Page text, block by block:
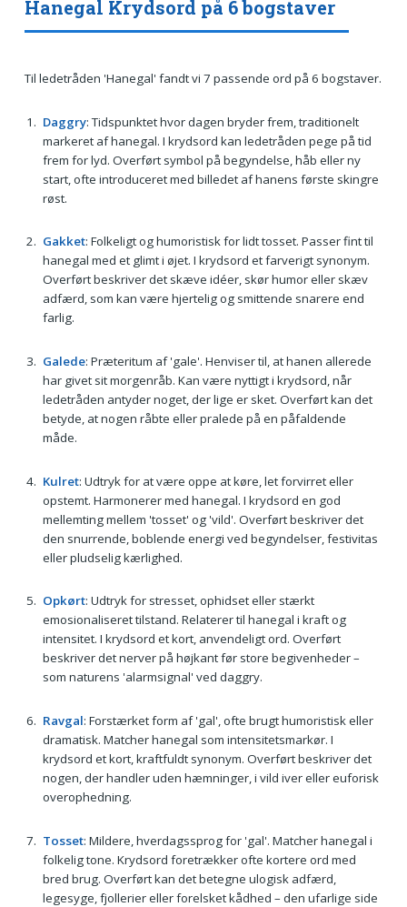
Hanegal Krydsord på 6 bogstaver
Til ledetråden 'Hanegal' fandt vi 7 passende ord på 6 bogstaver.
Daggry: Tidspunktet hvor dagen bryder frem, traditionelt
markeret af hanegal. I krydsord kan ledetråden pege på tid
frem for lyd. Overført symbol på begyndelse, håb eller ny
start, ofte introduceret med billedet af hanens første skingre
røst.
Gakket: Folkeligt og humoristisk for lidt tosset. Passer fint til
hanegal med et glimt i øjet. I krydsord et farverigt synonym.
Overført beskriver det skæve idéer, skør humor eller skæv
adfærd, som kan være hjertelig og smittende snarere end
farlig.
Galede: Præteritum af 'gale'. Henviser til, at hanen allerede
har givet sit morgenråb. Kan være nyttigt i krydsord, når
ledetråden antyder noget, der lige er sket. Overført kan det
betyde, at nogen råbte eller pralede på en påfaldende
måde.
Kulret: Udtryk for at være oppe at køre, let forvirret eller
opstemt. Harmonerer med hanegal. I krydsord en god
mellemting mellem 'tosset' og 'vild'. Overført beskriver det
den snurrende, boblende energi ved begyndelser, festivitas
eller pludselig kærlighed.
Opkørt: Udtryk for stresset, ophidset eller stærkt
emosionaliseret tilstand. Relaterer til hanegal i kraft og
intensitet. I krydsord et kort, anvendeligt ord. Overført
beskriver det nerver på højkant før store begivenheder –
som naturens 'alarmsignal' ved daggry.
Ravgal: Forstærket form af 'gal', ofte brugt humoristisk eller
dramatisk. Matcher hanegal som intensitetsmarkør. I
krydsord et kort, kraftfuldt synonym. Overført beskriver det
nogen, der handler uden hæmninger, i vild iver eller euforisk
overophedning.
Tosset: Mildere, hverdagssprog for 'gal'. Matcher hanegal i
folkelig tone. Krydsord foretrækker ofte kortere ord med
bred brug. Overført kan det betegne ulogisk adfærd,
legesyge, fjollerier eller forelsket kådhed – den ufarlige side